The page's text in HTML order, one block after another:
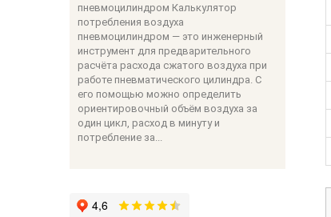
пневмоцилиндром Калькулятор
потребления воздуха
пневмоцилиндром — это инженерный
инструмент для предварительного
расчёта расхода сжатого воздуха при
работе пневматического цилиндра. С
его помощью можно определить
ориентировочный объём воздуха за
один цикл, расход в минуту и
потребление за...